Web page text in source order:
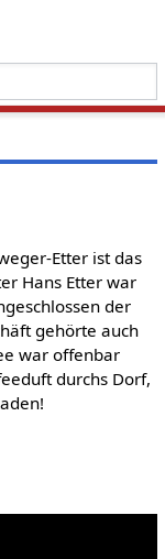
Etter ist das
Hans Etter war
der
gehörte auch
war offenbar
durchs Dorf,